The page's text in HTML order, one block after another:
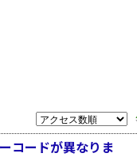
コードが異なりま